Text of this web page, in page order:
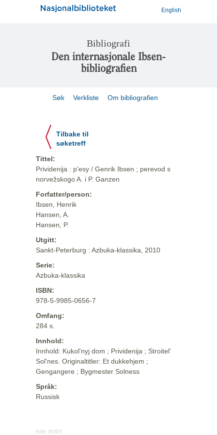
English
Bibliografi
Den internasjonale Ibsen-
bibliografien
Søk Verkliste Om bibliografien
Tilbake til
søketreff
Tittel:
Prividenija : p'esy / Genrik Ibsen ; perevod s
norvežskogo A. i P. Ganzen
Forfatter/person:
Ibsen, Henrik
Hansen, A.
Hansen, P.
Utgitt:
Sankt-Peterburg : Azbuka-klassika, 2010
Serie:
Azbuka-klassika
ISBN:
978-5-9985-0656-7
Omfang:
284 s.
Innhold:
Innhold: Kukol'nyj dom ; Prividenija ; Stroitel'
Sol'nes. Originaltitler: Et dukkehjem ;
Gengangere ; Bygmester Solness
Språk:
Russisk
Kilde: MODS